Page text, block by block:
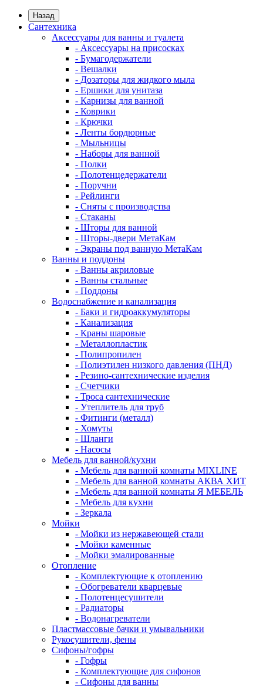
Назад
Сантехника
Аксессуары для ванны и туалета
- Аксессуары на присосках
- Бумагодержатели
- Вешалки
- Дозаторы для жидкого мыла
- Ершики для унитаза
- Карнизы для ванной
- Коврики
- Крючки
- Ленты бордюрные
- Мыльницы
- Наборы для ванной
- Полки
- Полотенцедержатели
- Поручни
- Рейлинги
- Сняты с производства
- Стаканы
- Шторы для ванной
- Шторы-двери МетаКам
- Экраны под ванную МетаКам
Ванны и поддоны
- Ванны акриловые
- Ванны стальные
- Поддоны
Водоснабжение и канализация
- Баки и гидроаккумуляторы
- Канализация
- Краны шаровые
- Металлопластик
- Полипропилен
- Полиэтилен низкого давления (ПНД)
- Резино-сантехнические изделия
- Счетчики
- Троса сантехнические
- Утеплитель для труб
- Фитинги (металл)
- Хомуты
- Шланги
- Насосы
Мебель для ванной/кухни
- Мебель для ванной комнаты MIXLINE
- Мебель для ванной комнаты АКВА ХИТ
- Мебель для ванной комнаты Я МЕБЕЛЬ
- Мебель для кухни
- Зеркала
Мойки
- Мойки из нержавеющей стали
- Мойки каменные
- Мойки эмалированные
Отопление
- Комплектующие к отоплению
- Обогреватели кварцевые
- Полотенцесушители
- Радиаторы
- Водонагреватели
Пластмассовые бачки и умывальники
Рукосушители, фены
Сифоны/гофры
- Гофры
- Комплектующие для сифонов
- Сифоны для ванны